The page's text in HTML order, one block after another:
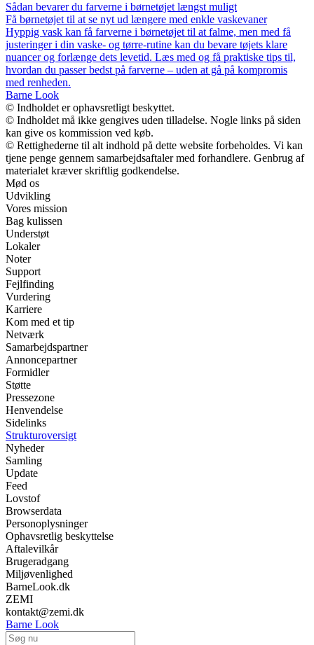
Sådan bevarer du farverne i børnetøjet længst muligt
Få børnetøjet til at se nyt ud længere med enkle vaskevaner
Hyppig vask kan få farverne i børnetøjet til at falme, men med få
justeringer i din vaske- og tørre-rutine kan du bevare tøjets klare
nuancer og forlænge dets levetid. Læs med og få praktiske tips til,
hvordan du passer bedst på farverne – uden at gå på kompromis
med renheden.
Barne Look
© Indholdet er ophavsretligt beskyttet.
© Indholdet må ikke gengives uden tilladelse. Nogle links på siden
kan give os kommission ved køb.
© Rettighederne til alt indhold på dette website forbeholdes. Vi kan
tjene penge gennem samarbejdsaftaler med forhandlere. Genbrug af
materialet kræver skriftlig godkendelse.
Mød os
Udvikling
Vores mission
Bag kulissen
Understøt
Lokaler
Noter
Support
Fejlfinding
Vurdering
Karriere
Kom med et tip
Netværk
Samarbejdspartner
Annoncepartner
Formidler
Støtte
Pressezone
Henvendelse
Sidelinks
Strukturoversigt
Nyheder
Samling
Update
Feed
Lovstof
Browserdata
Personoplysninger
Ophavsretlig beskyttelse
Aftalevilkår
Brugeradgang
Miljøvenlighed
BarneLook.dk
ZEMI
kontakt@zemi.dk
Barne Look